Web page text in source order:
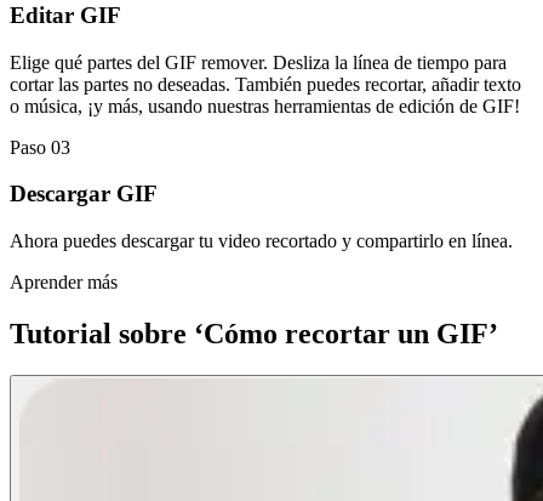
Editar GIF
Elige qué partes del GIF remover. Desliza la línea de tiempo para
cortar las partes no deseadas. También puedes recortar, añadir texto
o música, ¡y más, usando nuestras herramientas de edición de GIF!
Paso 03
Descargar GIF
Ahora puedes descargar tu video recortado y compartirlo en línea.
Aprender más
Tutorial sobre ‘Cómo recortar un GIF’